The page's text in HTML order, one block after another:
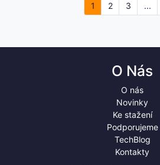
1 2 3 ...
O Nás
O nás
Novinky
Ke stažení
Podporujeme
TechBlog
Kontakty